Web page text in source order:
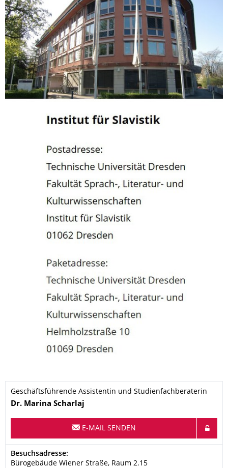
Geschäftsführende Assistentin und Studienfachberaterin
Name
Dr. Marina Scharlaj
E-MAIL SENDEN
Adresse
Besuchsadresse:
Bürogebäude Wiener Straße, Raum 2.15